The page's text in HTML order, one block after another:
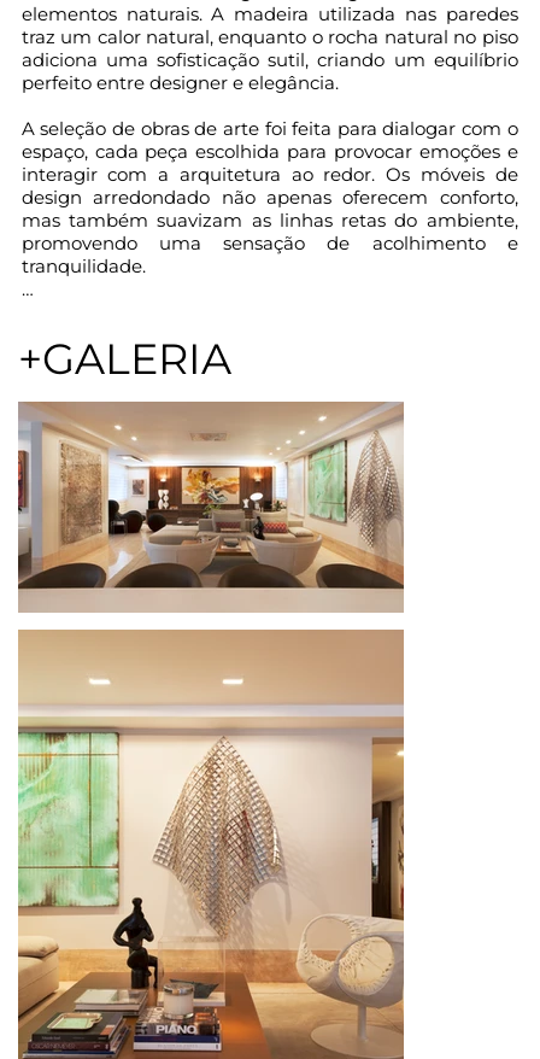
elementos naturais. A madeira utilizada nas paredes
traz um calor natural, enquanto o rocha natural no piso
adiciona uma sofisticação sutil, criando um equilíbrio
perfeito entre designer e elegância.
A seleção de obras de arte foi feita para dialogar com o
espaço, cada peça escolhida para provocar emoções e
interagir com a arquitetura ao redor. Os móveis de
design arredondado não apenas oferecem conforto,
mas também suavizam as linhas retas do ambiente,
promovendo uma sensação de acolhimento e
tranquilidade.
decorativos, se destaquem, trazendo personalidade
sem comprometer a harmonia geral do espaço. A
iluminação natural foi explorada para criar um
ambiente cheio de vida e energia, ao mesmo tempo
que as luzes artificiais foram estrategicamente
posicionadas para realçar os elementos principais do
design.
Este projeto é um espaço de convivência; é uma
manifestação da biofilia, do desejo humano de se
reconectar com a natureza através da arquitetura.
+GALERIA